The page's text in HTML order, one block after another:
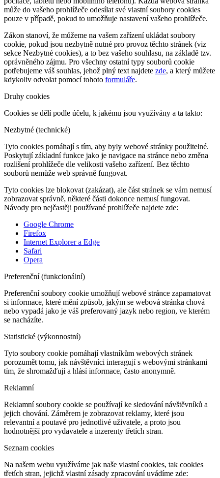
může do vašeho prohlížeče odesílat své vlastní soubory cookies
pouze v případě, pokud to umožňuje nastavení vašeho prohlížeče.
Zákon stanoví, že můžeme na vašem zařízení ukládat soubory
cookie, pokud jsou nezbytně nutné pro provoz těchto stránek (viz
sekce Nezbytné cookies), a to bez vašeho souhlasu, na základě tzv.
oprávněného zájmu. Pro všechny ostatní typy souborů cookie
potřebujeme váš souhlas, jehož plný text najdete zde, a který můžete
kdykoliv odvolat pomocí tohoto formuláře.
Druhy cookies
Cookies se dělí podle účelu, k jakému jsou využívány a ta takto:
Nezbytné (technické)
Tyto cookies pomáhají s tím, aby byly webové stránky použitelné.
Poskytují základní funkce jako je navigace na stránce nebo změna
rozlišení prohlížeče dle velikosti vašeho zařízení. Bez těchto
souborů nemůže web správně fungovat.
Tyto cookies lze blokovat (zakázat), ale část stránek se vám nemusí
zobrazovat správně, některé části dokonce nemusí fungovat.
Návody pro nejčastěji používané prohlížeče najdete zde:
Google Chrome
Firefox
Internet Explorer a Edge
Safari
Opera
Preferenční (funkcionální)
Preferenční soubory cookie umožňují webové stránce zapamatovat
si informace, které mění způsob, jakým se webová stránka chová
nebo vypadá jako je váš preferovaný jazyk nebo region, ve kterém
se nacházíte.
Statistické (výkonnostní)
Tyto soubory cookie pomáhají vlastníkům webových stránek
porozumět tomu, jak návštěvníci interagují s webovými stránkami
tím, že shromažďují a hlásí informace, často anonymně.
Reklamní
Reklamní soubory cookie se používají ke sledování návštěvníků a
jejich chování. Záměrem je zobrazovat reklamy, které jsou
relevantní a poutavé pro jednotlivé uživatele, a proto jsou
hodnotnější pro vydavatele a inzerenty třetích stran.
Seznam cookies
Na našem webu využíváme jak naše vlastní cookies, tak cookies
třetích stran, jejichž vlastní zásady zpracování uvádíme zde: